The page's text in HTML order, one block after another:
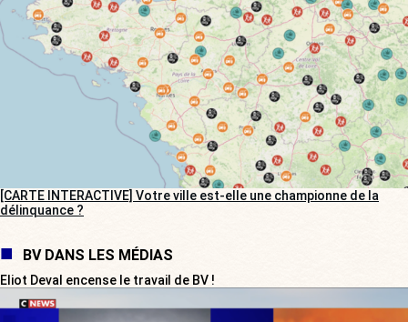
[CARTE INTERACTIVE] Votre ville est-elle une championne de la
délinquance ?
BV DANS LES MÉDIAS
Eliot Deval encense le travail de BV !